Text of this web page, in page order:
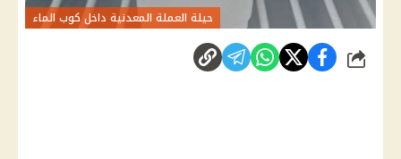
حيلة العملة المعدنية داخل كوب الماء
شارك